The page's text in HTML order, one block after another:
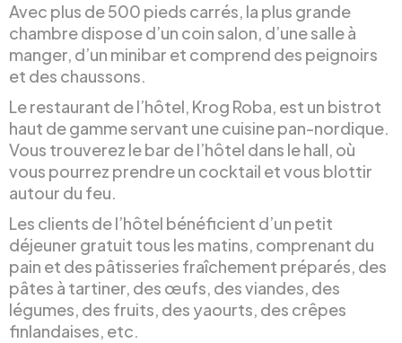
Avec plus de 500 pieds carrés, la plus grande
chambre dispose d’un coin salon, d’une salle à
manger, d’un minibar et comprend des peignoirs
et des chaussons.
Le restaurant de l’hôtel, Krog Roba, est un bistrot
haut de gamme servant une cuisine pan-nordique.
Vous trouverez le bar de l’hôtel dans le hall, où
vous pourrez prendre un cocktail et vous blottir
autour du feu.
Les clients de l’hôtel bénéficient d’un petit
déjeuner gratuit tous les matins, comprenant du
pain et des pâtisseries fraîchement préparés, des
pâtes à tartiner, des œufs, des viandes, des
légumes, des fruits, des yaourts, des crêpes
finlandaises, etc.